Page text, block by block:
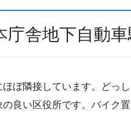
庁舎地下自動
ぼ隣接しています。どっ
良い区役所です。バイク